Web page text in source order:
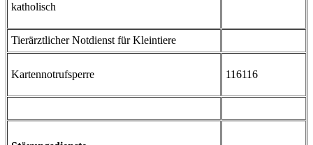
katholisch
Tierärztlicher Notdienst für Kleintiere
Kartennotrufsperre 116116